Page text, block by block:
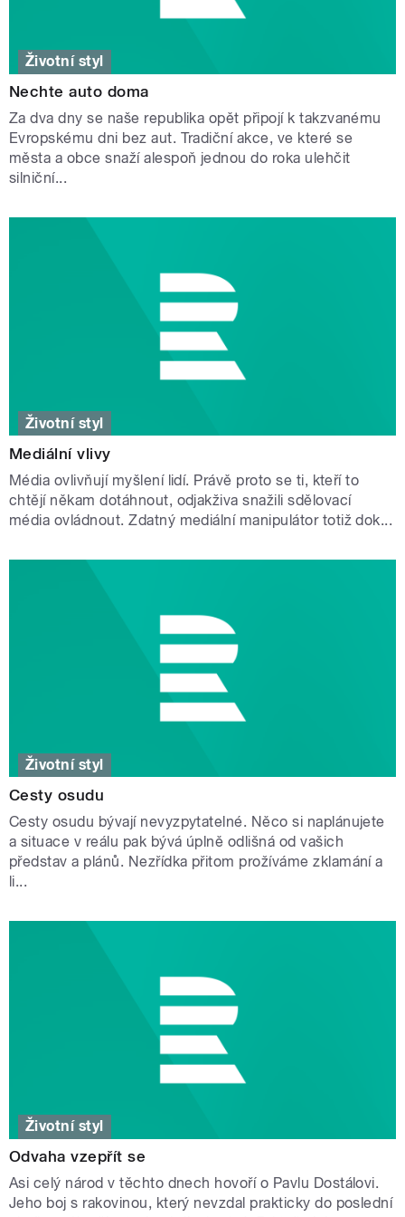
Životní styl
Nechte auto doma
Za dva dny se naše republika opět připojí k takzvanému
Evropskému dni bez aut. Tradiční akce, ve které se
města a obce snaží alespoň jednou do roka ulehčit
silniční...
Životní styl
Mediální vlivy
Média ovlivňují myšlení lidí. Právě proto se ti, kteří to
chtějí někam dotáhnout, odjakživa snažili sdělovací
média ovládnout. Zdatný mediální manipulátor totiž dok...
Životní styl
Cesty osudu
Cesty osudu bývají nevyzpytatelné. Něco si naplánujete
a situace v reálu pak bývá úplně odlišná od vašich
představ a plánů. Nezřídka přitom prožíváme zklamání a
li...
Životní styl
Odvaha vzepřít se
Asi celý národ v těchto dnech hovoří o Pavlu Dostálovi.
Jeho boj s rakovinou, který nevzdal prakticky do poslední